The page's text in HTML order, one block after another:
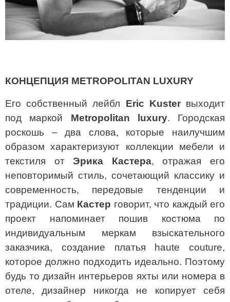
КОНЦЕПЦИЯ METROPOLITAN LUXURY
Его собственный лейбл Eric Kuster выходит
под
маркой Metropolitan luxury. Городская
роскошь – два слова, которые наилучшим
образом характеризуют коллекции мебели и
текстиля отЭрика Кастера, отражая его
неповторимый стиль, сочетающий классику и
современность, передовые тенденции и
традиции. Сам Кастер говорит, что каждый его
проект напоминает пошив костюма по
индивидуальным меркам взыскательного
заказчика, создание платья haute couture,
которое должно подходить идеально. Поэтому
будь то дизайн интерьеров яхты или номера в
отеле, дизайнер никогда не копирует себя